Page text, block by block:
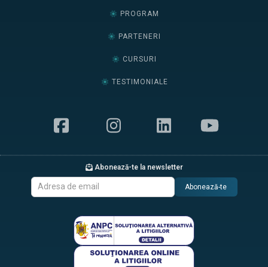
PROGRAM
PARTENERI
CURSURI
TESTIMONIALE
Abonează-te la newsletter
Abonează-te